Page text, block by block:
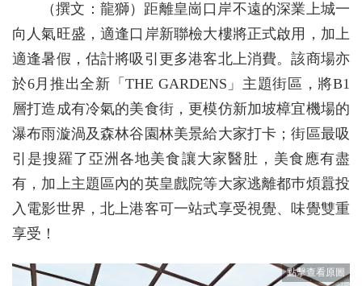
（撰文：龍獅）距離皇崗口岸不遠的深業上城一
向人氣旺盛，適逢口岸新聯檢大樓將正式啟用，加上
適逢暑假，估計將吸引更多港客北上消費。該商場亦
於6月推出全新「THE GARDENS」主題街區，將B1
層打造成有冷氣的美食街，更模仿新加坡樟宜機場的
瀑布雨漩渦及森林谷園林美景給大家打卡；街區最吸
引是搜羅了亞洲各地美食讓大家醫肚，美食應有盡
有，加上主題區內的英皇戲院等大家逃離都巿煩囂投
入電影世界，北上港客可一站式享受視覺、味覺雙重
享受！